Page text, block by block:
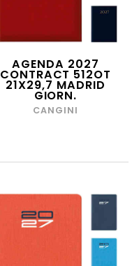
AGENDA 2027
CONTRACT 512OT
21X29,7 MADRID
GIORN.
CANGINI